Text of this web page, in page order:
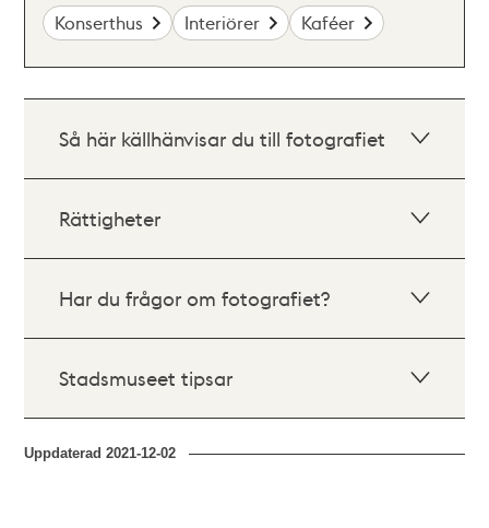
Konserthus Interiörer Kaféer
Så här källhänvisar du till fotografiet
Rättigheter
Har du frågor om fotografiet?
Stadsmuseet tipsar
Uppdaterad2021-12-02